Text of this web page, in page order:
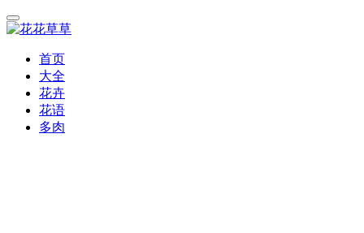
首页
大全
花卉
花语
多肉